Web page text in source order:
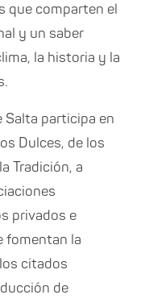
que comparten el
y un saber
la historia y la
Salta participa en
Dulces, de los
Tradición, a
privados e
fomentan la
citados
de